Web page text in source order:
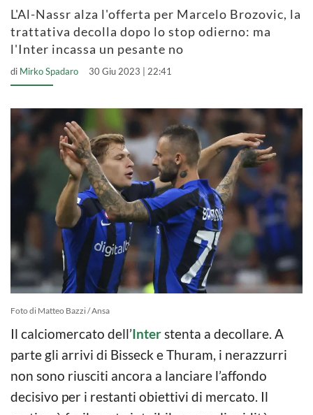
L'Al-Nassr alza l'offerta per Marcelo Brozovic, la
trattativa decolla dopo lo stop odierno: ma
l'Inter incassa un pesante no
di Mirko Spadaro 30 Giu 2023 | 22:41
Foto di Matteo Bazzi / Ansa
Il calciomercato dell’Interstenta a decollare. A
parte gli arrivi di Bisseck e Thuram, i nerazzurri
non sono riusciti ancora a lanciare l’affondo
decisivo per i restanti obiettivi di mercato. Il